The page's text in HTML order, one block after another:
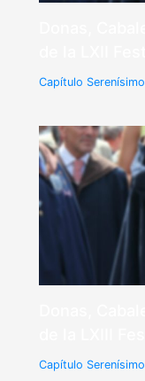
Capítulo Serenísimo
Capítulo Serenísimo